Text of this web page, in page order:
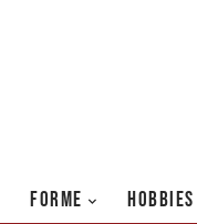
FORME HOBBIES